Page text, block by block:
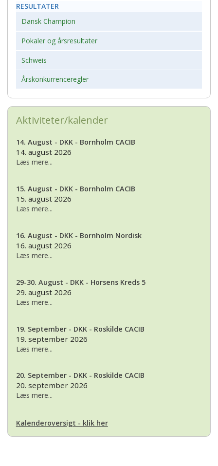
RESULTATER
Dansk Champion
Pokaler og årsresultater
Schweis
Årskonkurrenceregler
Aktiviteter/kalender
14. August - DKK - Bornholm CACIB
14. august 2026
Læs mere...
15. August - DKK - Bornholm CACIB
15. august 2026
Læs mere...
16. August - DKK - Bornholm Nordisk
16. august 2026
Læs mere...
29-30. August - DKK - Horsens Kreds 5
29. august 2026
Læs mere...
19. September - DKK - Roskilde CACIB
19. september 2026
Læs mere...
20. September - DKK - Roskilde CACIB
20. september 2026
Læs mere...
Kalenderoversigt - klik her